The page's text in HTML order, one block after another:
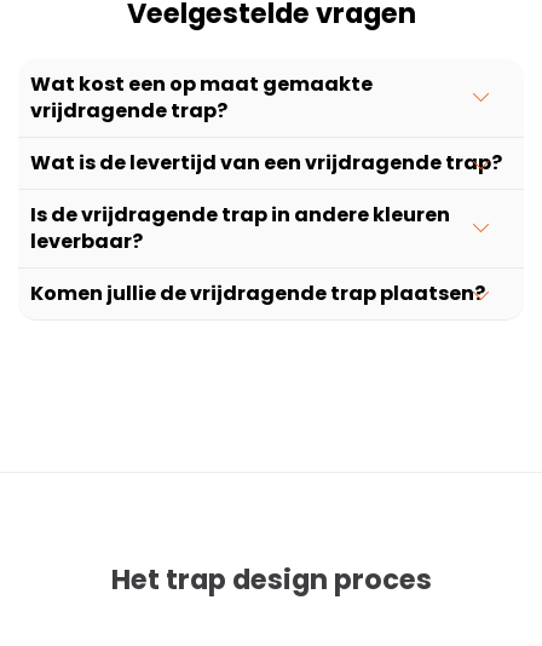
Veelgestelde vragen
Wat kost een op maat gemaakte
vrijdragende trap?
Wat is de levertijd van een vrijdragende trap?
Is de vrijdragende trap in andere kleuren
leverbaar?
Komen jullie de vrijdragende trap plaatsen?
Het trap design proces